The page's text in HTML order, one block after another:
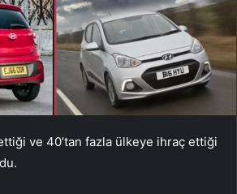
ve 40’tan fazla ülkeye ihraç ettiği